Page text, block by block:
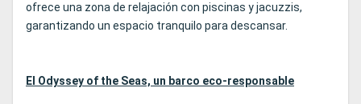
ofrece una zona de relajación con piscinas y jacuzzis,
garantizando un espacio tranquilo para descansar.
El Odyssey of the Seas, un barco eco-responsable